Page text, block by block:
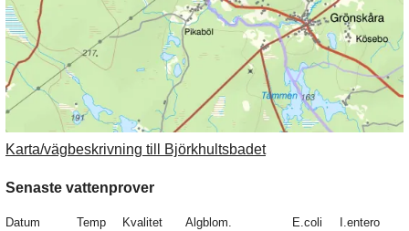
Karta/vägbeskrivning till Björkhultsbadet
Senaste vattenprover
Datum Temp Kvalitet Algblom. E.coli I.entero